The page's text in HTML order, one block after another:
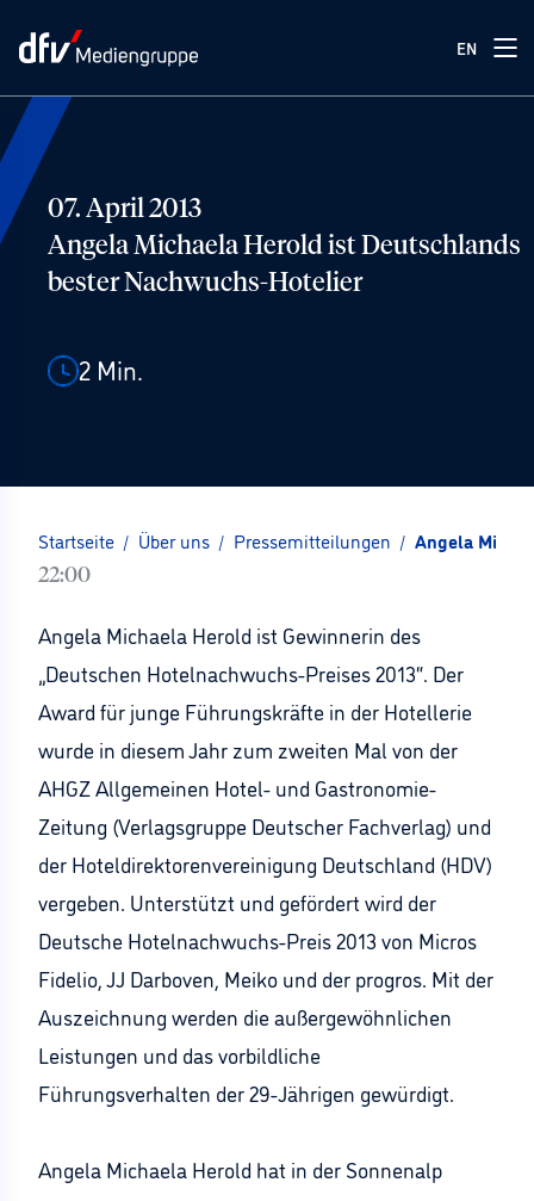
EN
07. April 2013
Angela Michaela Herold ist Deutschlands
bester Nachwuchs-Hotelier
2 Min.
Startseite / Über uns / Pressemitteilungen / Angela
22:00
Angela Michaela Herold ist Gewinnerin des
„Deutschen Hotelnachwuchs-Preises 2013“. Der
Award für junge Führungskräfte in der Hotellerie
wurde in diesem Jahr zum zweiten Mal von der
AHGZ Allgemeinen Hotel- und Gastronomie-
Zeitung (Verlagsgruppe Deutscher Fachverlag) und
der Hoteldirektorenvereinigung Deutschland (HDV)
vergeben. Unterstützt und gefördert wird der
Deutsche Hotelnachwuchs-Preis 2013 von Micros
Fidelio, JJ Darboven, Meiko und der progros. Mit der
Auszeichnung werden die außergewöhnlichen
Leistungen und das vorbildliche
Führungsverhalten der 29-Jährigen gewürdigt.
Angela Michaela Herold hat in der Sonnenalp